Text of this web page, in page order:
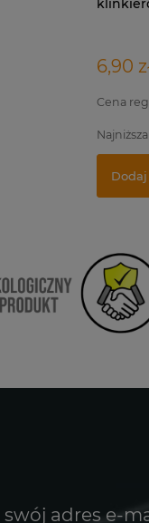
6,90
Cena
swój adres e-